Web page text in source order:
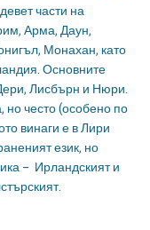
части на
Арма, Даун,
Монахан, като
Основните
Лисбърн и Нюри.
но често (особено по
винаги е в Лири
език, но
– Ирландският и